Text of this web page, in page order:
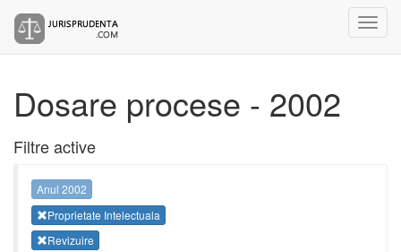
Dosare procese - 2002
Filtre active
Anul 2002
Proprietate Intelectuala
Revizuire